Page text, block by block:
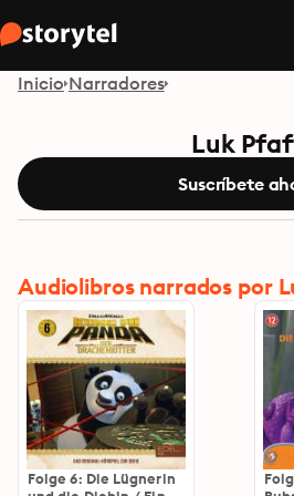
Inicio Narradores
Luk
Suscríbete
Audiolibros narrados por
Folge 6: Die Lügnerin